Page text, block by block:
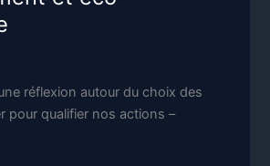
réflexion autour du choix des
pour qualifier nos actions –